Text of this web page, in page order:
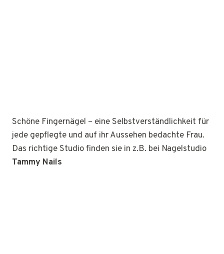
Schöne Fingernägel – eine Selbstverständlichkeit für
jede gepflegte und auf ihr Aussehen bedachte Frau.
Das richtige Studio finden sie in z.B. bei Nagelstudio
Tammy Nails